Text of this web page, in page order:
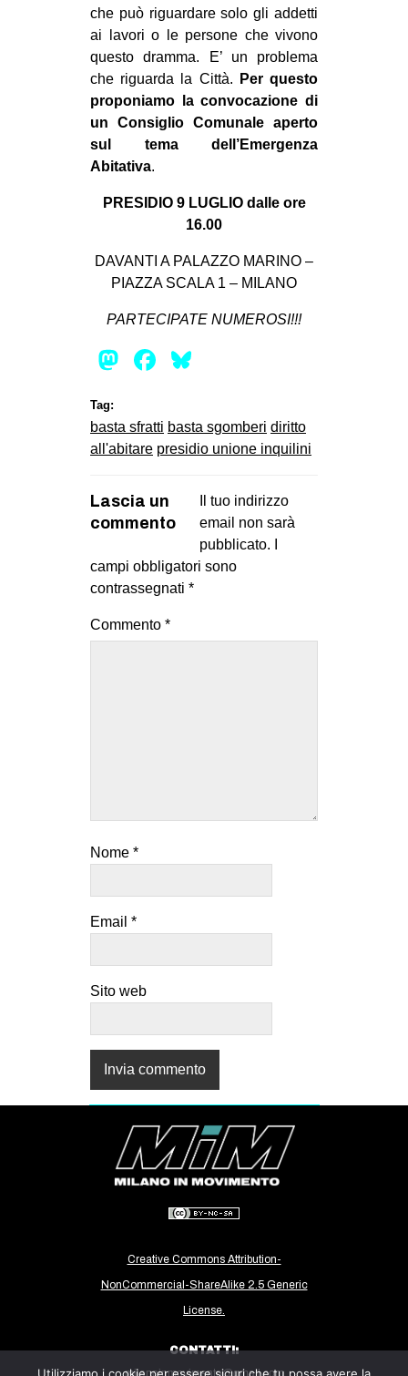
che può riguardare solo gli addetti
ai lavori o le persone che vivono
questo dramma. E’ un problema
che riguarda la Città.
Per questo
proponiamo la convocazione di
un Consiglio Comunale aperto
sul tema dell’Emergenza
Abitativa.
PRESIDIO 9 LUGLIO dalle ore
16.00
DAVANTI A PALAZZO MARINO –
PIAZZA SCALA 1 – MILANO
PARTECIPATE NUMEROSI!!!
Mastodon
Facebook
Tag:
basta sfratti basta sgomberi diritto
all'abitare presidio unione inquilini
Lascia un
commento
Il tuo indirizzo
email non sarà
pubblicato.
campi obbligatori sono
contrassegnati *
Commento *
Nome *
Email *
Sito web
Creative Commons Attribution-
NonCommercial-ShareAlike 2.5 Generic
License.
CONTATTI: